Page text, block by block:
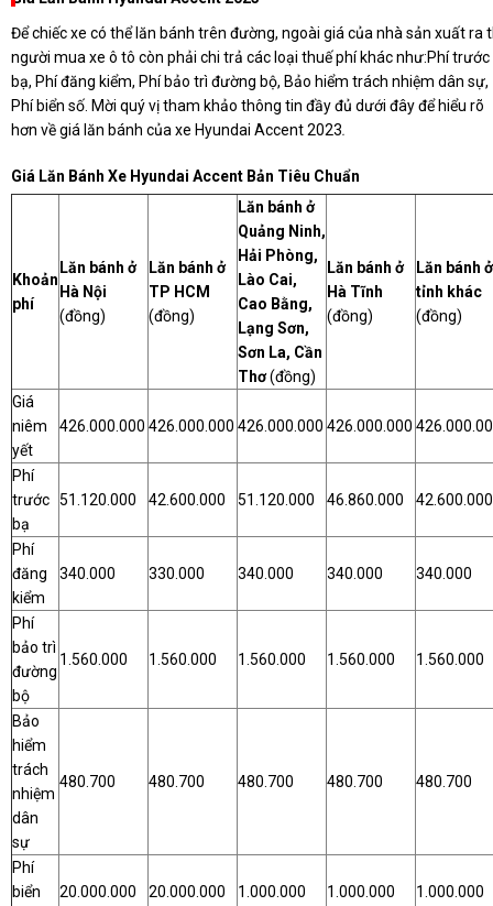
Để chiếc xe có thể lăn bánh trên đường, ngoài giá của nhà sản xuất ra
người mua xe ô tô còn phải chi trả các loại thuế phí khác như:Phí trước
bạ, Phí đăng kiểm, Phí bảo trì đường bộ, Bảo hiểm trách nhiệm dân sự,
Phí biển số. Mời quý vị tham khảo thông tin đầy đủ dưới đây để hiểu rõ
hơn về giá lăn bánh của xe Hyundai Accent 2023.
Giá Lăn Bánh Xe Hyundai Accent Bản Tiêu Chuẩn
Khoản
phí
Lăn bánh ở
Hà Nội
(đồng)
Lăn bánh ở
TP HCM
(đồng)
Lăn bánh ở
Quảng Ninh,
Hải Phòng,
Lào Cai,
Cao Bằng,
Lạng Sơn,
Sơn La, Cần
Thơ(đồng)
Lăn bánh ở
Hà Tĩnh
(đồng)
Lăn bánh ở
tỉnh khác
(đồng)
Giá
niêm
yết
426.000.000 426.000.000 426.000.000 426.000.000
Phí
trước
bạ
51.120.000 42.600.000 51.120.000 46.860.000 42.600.000
Phí
đăng
kiểm
340.000 330.000 340.000 340.000 340.000
Phí
bảo trì
đường
bộ
1.560.000 1.560.000 1.560.000 1.560.000 1.560.000
Bảo
hiểm
trách
nhiệm
dân
sự
480.700 480.700 480.700 480.700 480.700
Phí
biển
20.000.000 20.000.000 1.000.000 1.000.000 1.000.000